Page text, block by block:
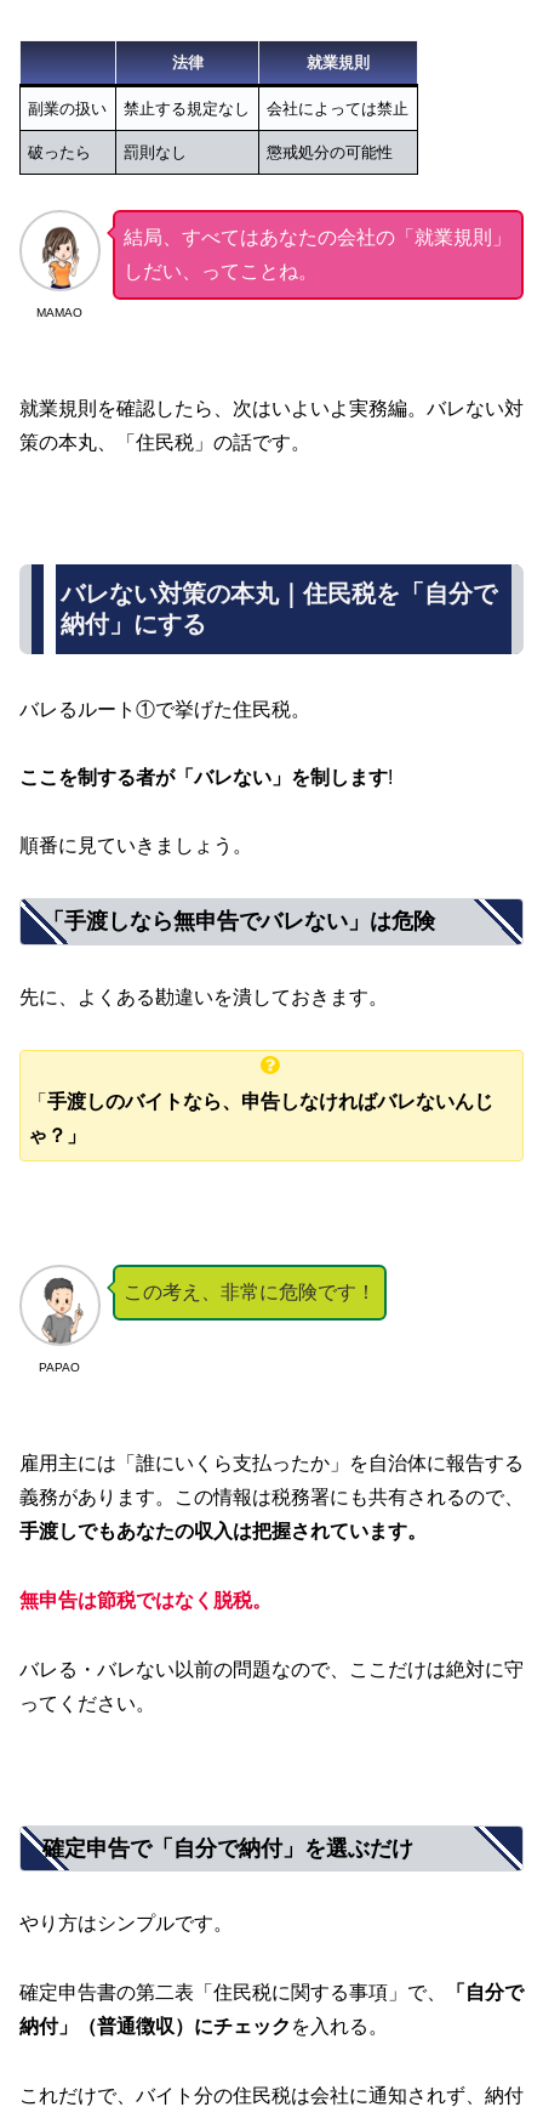
法律 就業規則
副業の扱い 禁止する規定なし 会社によっては禁止
破ったら 罰則なし 懲戒処分の可能性
MAMAO
結局、すべてはあなたの会社の「就業規則」
しだい、ってことね。
就業規則を確認したら、次はいよいよ実務編。バレない対
策の本丸、「住民税」の話です。
バレない対策の本丸｜住民税を「自分で
納付」にする
バレるルート①で挙げた住民税。
ここを制する者が「バレない」を制します!
順番に見ていきましょう。
「手渡しなら無申告でバレない」は危険
先に、よくある勘違いを潰しておきます。
「 手渡しのバイトなら、申告しなければバレないんじ
ゃ？」
PAPAO
この考え、非常に危険です！
雇用主には「誰にいくら支払ったか」を自治体に報告する
義務があります。この情報は税務署にも共有されるので、
手渡しでもあなたの収入は把握されています。
無申告は節税ではなく脱税。
バレる・バレない以前の問題なので、ここだけは絶対に守
ってください。
確定申告で「自分で納付」を選ぶだけ
やり方はシンプルです。
確定申告書の第二表「住民税に関する事項」で、
「自分で
納付」（普通徴収）にチェック を入れる。
これだけで、バイト分の住民税は会社に通知されず、納付